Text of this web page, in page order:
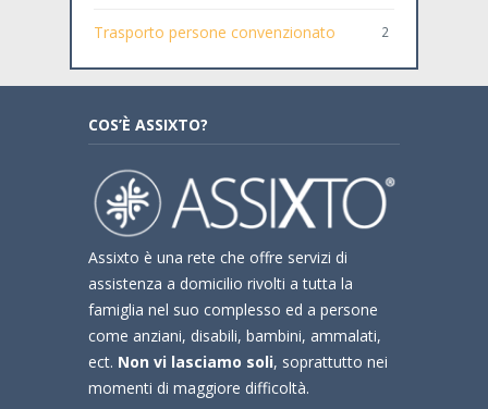
Trasporto persone convenzionato 2
COS’È ASSIXTO?
Assixto è una rete che offre servizi di
assistenza a domicilio rivolti a tutta la
famiglia nel suo complesso ed a persone
come anziani, disabili, bambini, ammalati,
ect. Non vi lasciamo soli, soprattutto nei
momenti di maggiore difficoltà.